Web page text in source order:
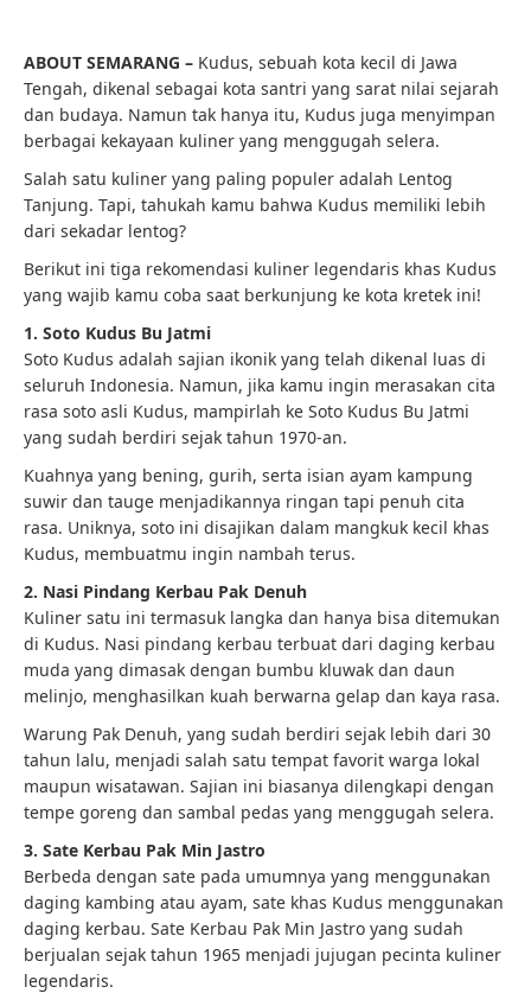
ABOUT SEMARANG – Kudus, sebuah kota kecil di Jawa
Tengah, dikenal sebagai kota santri yang sarat nilai sejarah
dan budaya. Namun tak hanya itu, Kudus juga menyimpan
berbagai kekayaan kuliner yang menggugah selera.
Salah satu kuliner yang paling populer adalah Lentog
Tanjung. Tapi, tahukah kamu bahwa Kudus memiliki lebih
dari sekadar lentog?
Berikut ini tiga rekomendasi kuliner legendaris khas Kudus
yang wajib kamu coba saat berkunjung ke kota kretek ini!
1. Soto Kudus Bu Jatmi
Soto Kudus adalah sajian ikonik yang telah dikenal luas di
seluruh Indonesia. Namun, jika kamu ingin merasakan cita
rasa soto asli Kudus, mampirlah ke Soto Kudus Bu Jatmi
yang sudah berdiri sejak tahun 1970-an.
Kuahnya yang bening, gurih, serta isian ayam kampung
suwir dan tauge menjadikannya ringan tapi penuh cita
rasa. Uniknya, soto ini disajikan dalam mangkuk kecil khas
Kudus, membuatmu ingin nambah terus.
2. Nasi Pindang Kerbau Pak Denuh
Kuliner satu ini termasuk langka dan hanya bisa ditemukan
di Kudus. Nasi pindang kerbau terbuat dari daging kerbau
muda yang dimasak dengan bumbu kluwak dan daun
melinjo, menghasilkan kuah berwarna gelap dan kaya rasa.
Warung Pak Denuh, yang sudah berdiri sejak lebih dari 30
tahun lalu, menjadi salah satu tempat favorit warga lokal
maupun wisatawan. Sajian ini biasanya dilengkapi dengan
tempe goreng dan sambal pedas yang menggugah selera.
3. Sate Kerbau Pak Min Jastro
Berbeda dengan sate pada umumnya yang menggunakan
daging kambing atau ayam, sate khas Kudus menggunakan
daging kerbau. Sate Kerbau Pak Min Jastro yang sudah
berjualan sejak tahun 1965 menjadi jujugan pecinta kuliner
legendaris.